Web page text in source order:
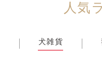
人気
犬雑貨